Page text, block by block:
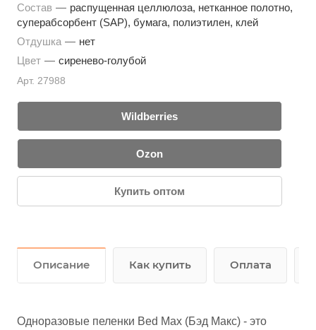
Состав — распущенная целлюлоза, нетканное полотно,
суперабсорбент (SAP), бумага, полиэтилен, клей
Отдушка — нет
Цвет — сиренево-голубой
Арт. 27988
Wildberries
Ozon
Купить оптом
Описание Как купить Оплата
Одноразовые пеленки Bed Max (Бэд Макс) - это